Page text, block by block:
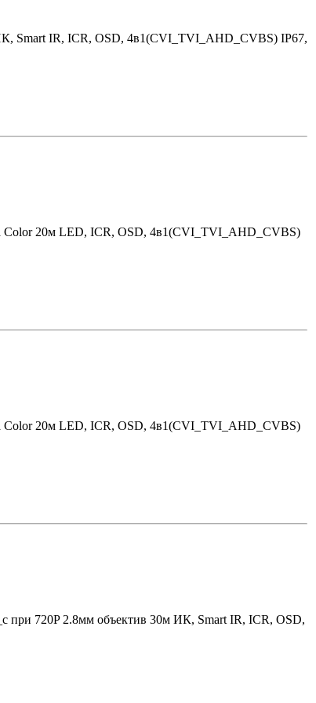
Smart IR, ICR, OSD, 4в1(CVI_TVI_AHD_CVBS) IP67,
20м LED, ICR, OSD, 4в1(CVI_TVI_AHD_CVBS)
20м LED, ICR, OSD, 4в1(CVI_TVI_AHD_CVBS)
при 720P 2.8мм объектив 30м ИК, Smart IR, ICR, OSD,